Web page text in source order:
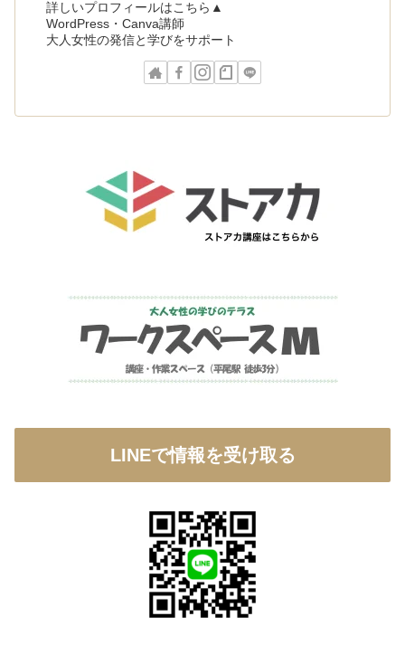
詳しいプロフィールはこちら▲
WordPress・Canva講師
大人女性の発信と学びをサポート
LINEで情報を受け取る